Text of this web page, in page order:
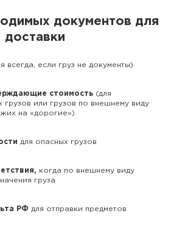
документов для
доставки
всегда, если груз не документы)
стоимость (для
грузов или грузов по внешнему виду
на «дорогие»)
для опасных грузов
когда по внешнему виду
груза
РФ для отправки предметов